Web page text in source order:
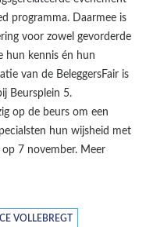
programma. Daarmee is
voor zowel gevorderde
hun kennis én hun
van de BeleggersFair is
Beursplein 5.
op de beurs om een
hun wijsheid met
op 7 november. Meer
VOLLEBREGT